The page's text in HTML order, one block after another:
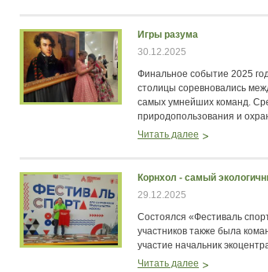
Игры разума
30.12.2025
Финальное событие 2025
столицы соревновались
самых умнейших команд.
природопользования и
Читать далее
Корнхол - самый
29.12.2025
Состоялся «Фестиваль
участников также была
участие начальник
Читать далее